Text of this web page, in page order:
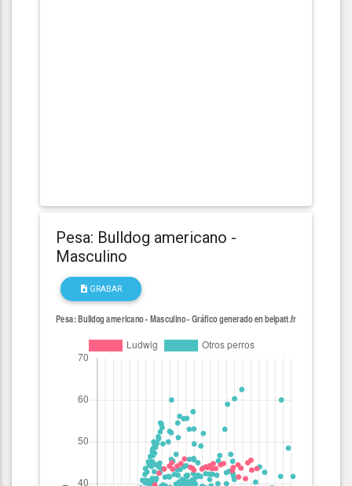
Pesa: Bulldog americano -
Masculino
GRABAR